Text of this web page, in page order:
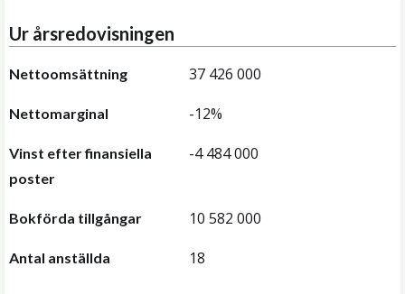
Ur årsredovisningen
Nettoomsättning 37 426 000
Nettomarginal -12%
Vinst efter finansiella
poster
-4 484 000
Bokförda tillgångar 10 582 000
Antal anställda 18